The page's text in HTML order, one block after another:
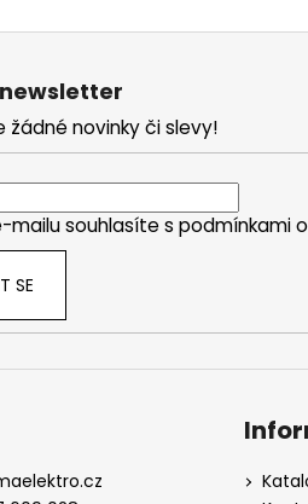
žádné novinky či slevy!
mailu souhlasíte s podmínkami
SE